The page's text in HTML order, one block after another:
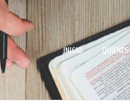
INICIO